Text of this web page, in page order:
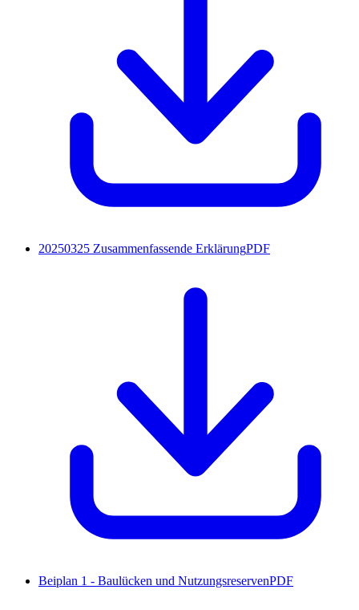
20250325 Zusammenfassende ErklärungPDF
Beiplan 1 - Baulücken und NutzungsreservenPDF